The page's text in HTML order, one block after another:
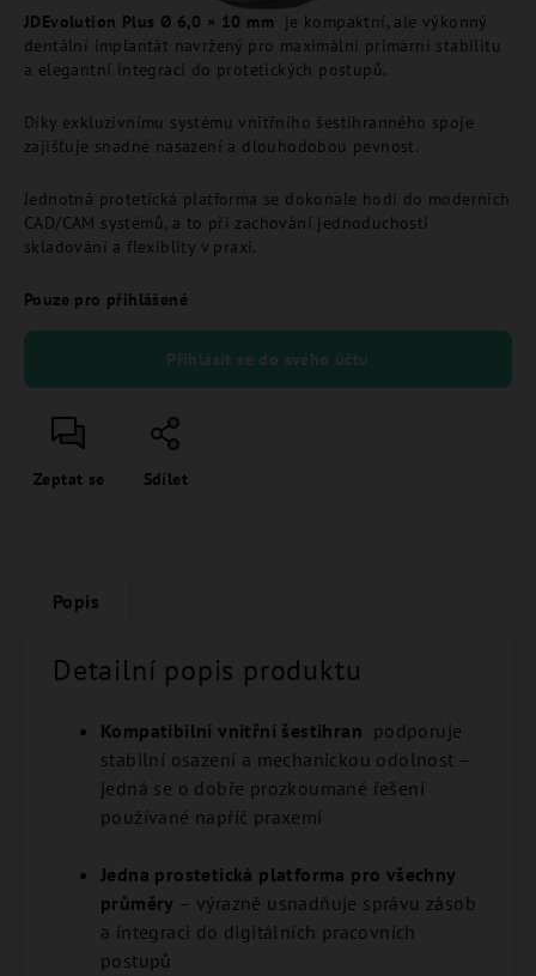
JDEvolution Plus Ø 6,0 × 10 mm
je kompaktní, ale výkonný
dentální implantát navržený pro maximální primární stabilitu
a elegantní integraci do protetických postupů.
Díky exkluzivnímu systému vnitřního šestihranného spoje
zajišťuje snadné nasazení a dlouhodobou pevnost.
Jednotná protetická platforma se dokonale hodí do moderních
CAD/CAM systémů, a to při zachování jednoduchosti
skladování a flexiblity v praxi.
Pouze pro přihlášené
Přihlásit se do svého účtu
Zeptat se Sdílet
Popis
Detailní popis produktu
Kompatibilní vnitřní šestihran podporuje
stabilní osazení a mechanickou odolnost –
jedná se o dobře prozkoumané řešení
používané napříč praxemi
Jedna prostetická platforma pro všechny
průměry – výrazně usnadňuje správu zásob
a integraci do digitálních pracovních
postupů